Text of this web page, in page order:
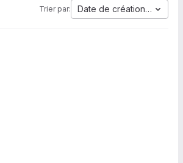
Trier par: Date de création la plus